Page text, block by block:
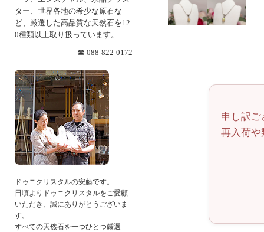
申し訳
再入荷
ター、世界各地の希少な原石な
ど、厳選した高品質な天然石を12
0種類以上取り扱っています。
☎ 088-822-0172
ドゥニクリスタルの安藤です。
日頃よりドゥニクリスタルをご愛顧
いただき、誠にありがとうございま
す。
すべての天然石を一つひとつ厳選